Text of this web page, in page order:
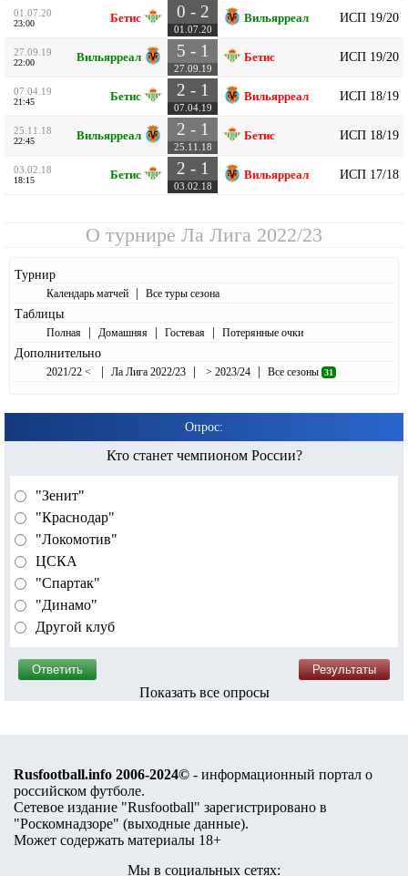
01.07.20
23:00 Бетис 0 - 2
01.07.20
Вильярреал ИСП 19/20
27.09.19
22:00 Вильярреал 5 - 1
27.09.19
Бетис ИСП 19/20
07.04.19
21:45 Бетис 2 - 1
07.04.19
Вильярреал ИСП 18/19
25.11.18
22:45 Вильярреал 2 - 1
25.11.18
Бетис ИСП 18/19
03.02.18
18:15 Бетис 2 - 1
03.02.18
Вильярреал ИСП 17/18
О турнире Ла Лига 2022/23
Турнир
Календарь матчей | Все туры сезона
Таблицы
Полная | Домашняя | Гостевая | Потерянные очки
Дополнительно
2021/22 < | Ла Лига 2022/23 | > 2023/24 | Все сезоны 31
Опрос:
Кто станет чемпионом России?
"Зенит"
"Краснодар"
"Локомотив"
ЦСКА
"Спартак"
"Динамо"
Другой клуб
Показать все опросы
Rusfootball.info 2006-2024© - информационный портал о
российском футболе.
Сетевое издание "Rusfootball" зарегистрировано в
"Роскомнадзоре" (выходные данные).
Может содержать материалы 18+
Мы в социальных сетях: